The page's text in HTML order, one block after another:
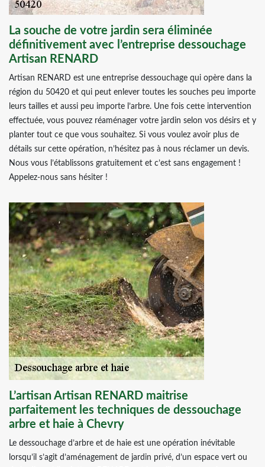
La souche de votre jardin sera éliminée
définitivement avec l’entreprise dessouchage
Artisan RENARD
Artisan RENARD est une entreprise dessouchage qui opère dans la
région du 50420 et qui peut enlever toutes les souches peu importe
leurs tailles et aussi peu importe l’arbre. Une fois cette intervention
effectuée, vous pouvez réaménager votre jardin selon vos désirs et y
planter tout ce que vous souhaitez. Si vous voulez avoir plus de
détails sur cette opération, n’hésitez pas à nous réclamer un devis.
Nous vous l’établissons gratuitement et c’est sans engagement !
Appelez-nous sans hésiter !
L’artisan Artisan RENARD maitrise
parfaitement les techniques de dessouchage
arbre et haie à Chevry
Le dessouchage d’arbre et de haie est une opération inévitable
lorsqu’il s’agit d’aménagement de jardin privé, d’un espace vert ou